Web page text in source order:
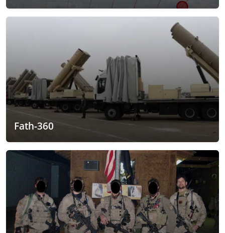
Fath-360